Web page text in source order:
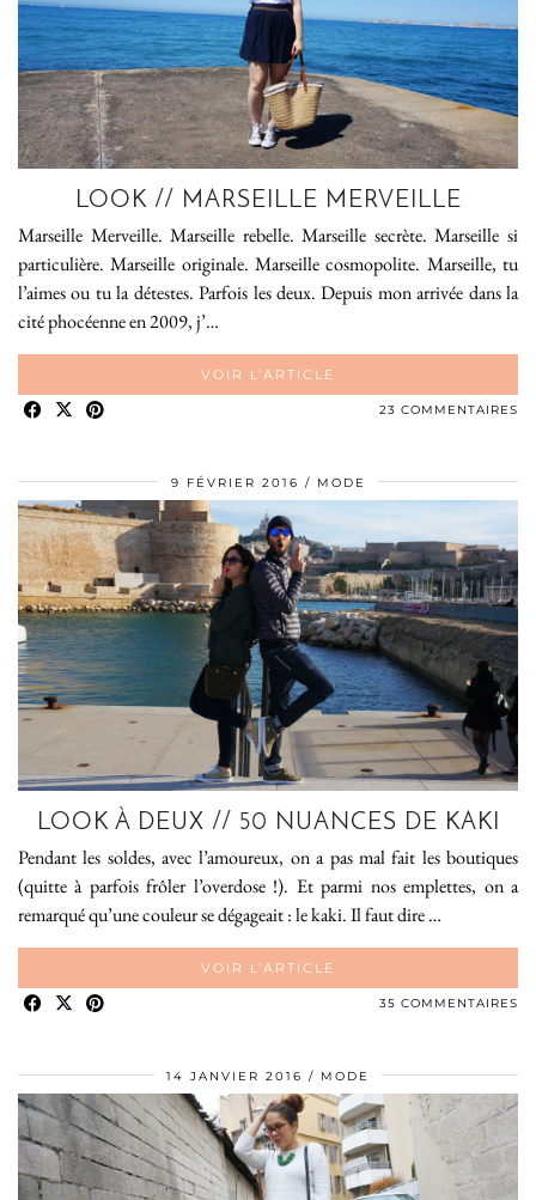
LOOK // MARSEILLE MERVEILLE
Marseille Merveille. Marseille rebelle. Marseille secrète. Marseille si
particulière. Marseille originale. Marseille cosmopolite. Marseille, tu
l’aimes ou tu la détestes. Parfois les deux. Depuis mon arrivée dans la
cité phocéenne en 2009, j’…
VOIR L’ARTICLE
23 COMMENTAIRES
9 FÉVRIER 2016 MODE
LOOK À DEUX // 50 NUANCES DE KAKI
Pendant les soldes, avec l’amoureux, on a pas mal fait les boutiques
(quitte à parfois frôler l’overdose !). Et parmi nos emplettes, on a
remarqué qu’une couleur se dégageait : le kaki. Il faut dire …
VOIR L’ARTICLE
35 COMMENTAIRES
14 JANVIER 2016 MODE